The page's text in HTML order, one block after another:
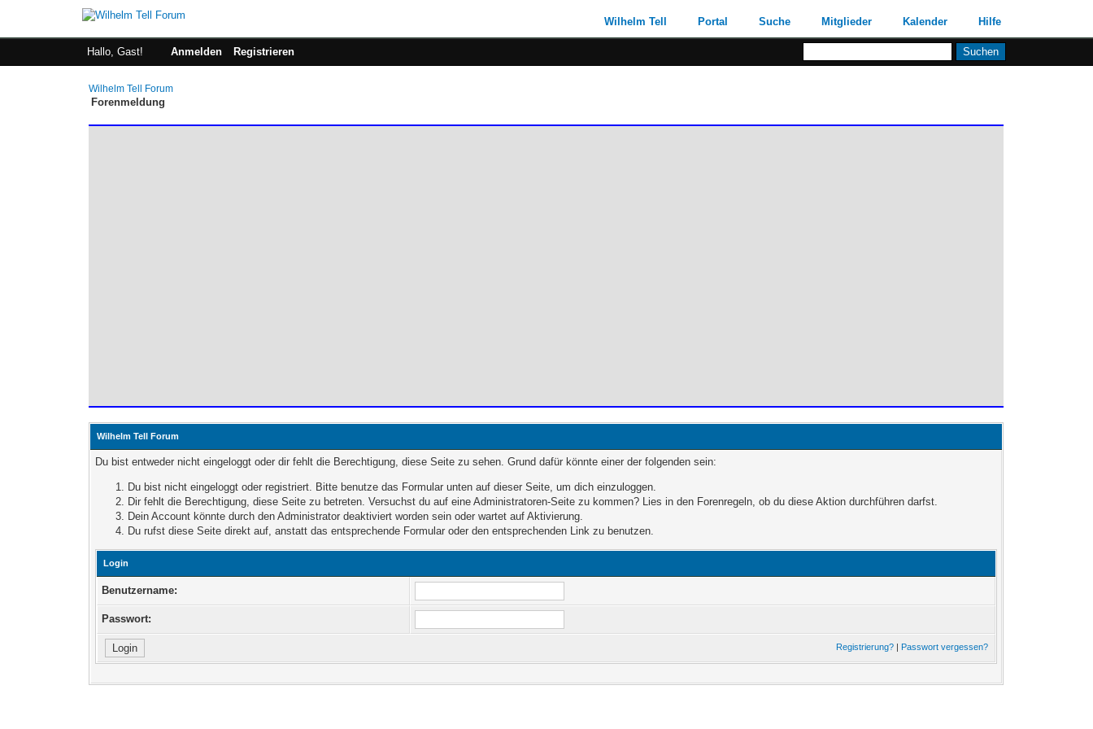
Wilhelm Tell Portal Suche Mitglieder Kalender Hilfe
Hallo, Gast! Anmelden Registrieren
Wilhelm Tell Forum
Forenmeldung
Wilhelm Tell Forum
Du bist entweder nicht eingeloggt oder dir fehlt die Berechtigung, diese Seite zu sehen. Grund dafür könnte einer der folgenden sein:
Du bist nicht eingeloggt oder registriert. Bitte benutze das Formular unten auf dieser Seite, um dich einzuloggen.
Dir fehlt die Berechtigung, diese Seite zu betreten. Versuchst du auf eine Administratoren-Seite zu kommen? Lies in den Forenregeln, ob du diese Aktion durchführen darfst.
Dein Account könnte durch den Administrator deaktiviert worden sein oder wartet auf Aktivierung.
Du rufst diese Seite direkt auf, anstatt das entsprechende Formular oder den entsprechenden Link zu benutzen.
Login
Benutzername:
Passwort:
Registrierung? | Passwort vergessen?